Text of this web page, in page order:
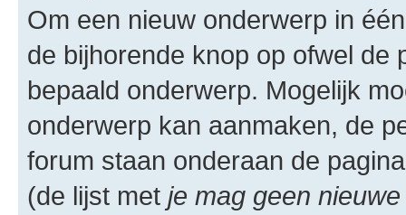
Om een nieuw onderwerp in
de bijhorende knop op ofwel de
bepaald onderwerp. Mogelijk
onderwerp kan aanmaken, de
forum staan onderaan de
(de lijst met je mag geen